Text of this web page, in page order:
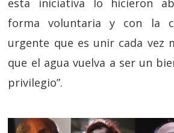
esta iniciativa lo hicieron
forma voluntaria y con la
urgente que es unir cada vez
que el agua vuelva a ser un
privilegio”.